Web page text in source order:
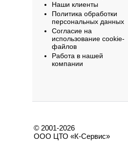
Наши клиенты
Политика обработки
персональных данных
Согласие на
использование cookie-
файлов
Работа в нашей
компании
© 2001-2026
ООО ЦТО «К-Сервис»